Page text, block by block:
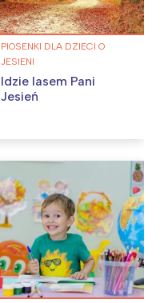
PIOSENKI DLA DZIECI O
JESIENI
Idzie lasem Pani
Jesień